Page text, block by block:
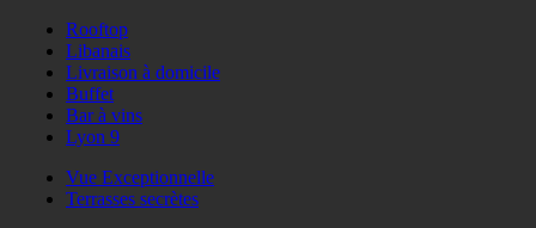
Rooftop
Libanais
Livraison à domicile
Buffet
Bar à vins
Lyon 9
Vue Exceptionnelle
Terrasses secrètes